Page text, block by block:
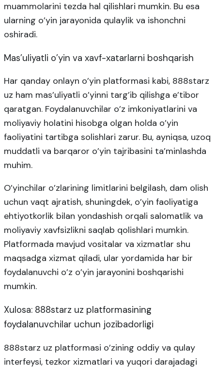
muammolarini tezda hal qilishlari mumkin. Bu esa
ularning o’yin jarayonida qulaylik va ishonchni
oshiradi.
Mas’uliyatli o’yin va xavf-xatarlarni boshqarish
Har qanday onlayn o’yin platformasi kabi, 888starz
uz ham mas’uliyatli o’yinni targ’ib qilishga e’tibor
qaratgan. Foydalanuvchilar o’z imkoniyatlarini va
moliyaviy holatini hisobga olgan holda o’yin
faoliyatini tartibga solishlari zarur. Bu, ayniqsa, uzoq
muddatli va barqaror o’yin tajribasini ta’minlashda
muhim.
O’yinchilar o’zlarining limitlarini belgilash, dam olish
uchun vaqt ajratish, shuningdek, o’yin faoliyatiga
ehtiyotkorlik bilan yondashish orqali salomatlik va
moliyaviy xavfsizlikni saqlab qolishlari mumkin.
Platformada mavjud vositalar va xizmatlar shu
maqsadga xizmat qiladi, ular yordamida har bir
foydalanuvchi o’z o’yin jarayonini boshqarishi
mumkin.
Xulosa: 888starz uz platformasining
foydalanuvchilar uchun jozibadorligi
888starz uz platformasi o’zining oddiy va qulay
interfeysi, tezkor xizmatlari va yuqori darajadagi